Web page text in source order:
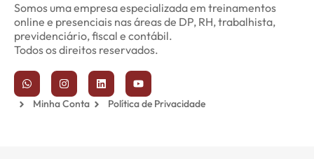
Somos uma empresa especializada em treinamentos
online e presenciais nas áreas de DP, RH, trabalhista,
previdenciário, fiscal e contábil.
Todos os direitos reservados.
Minha Conta Política de Privacidade